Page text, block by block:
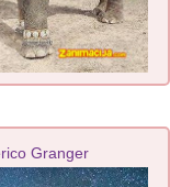
Granger